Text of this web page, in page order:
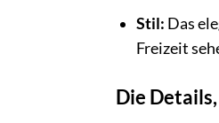
Stil: Das
Freizeit
Die